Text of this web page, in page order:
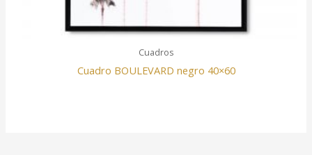
Cuadros
Cuadro BOULEVARD negro 40×60